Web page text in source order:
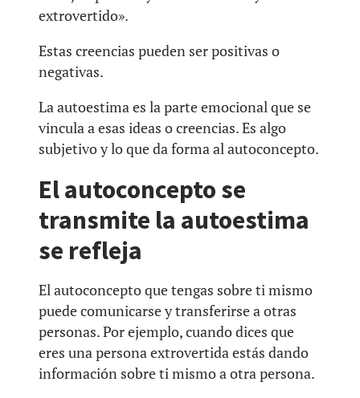
extrovertido».
Estas creencias pueden ser positivas o
negativas.
La autoestima es la parte emocional que se
vincula a esas ideas o creencias. Es algo
subjetivo y lo que da forma al autoconcepto.
El autoconcepto se
transmite la autoestima
se refleja
El autoconcepto que tengas sobre ti mismo
puede comunicarse y transferirse a otras
personas. Por ejemplo, cuando dices que
eres una persona extrovertida estás dando
información sobre ti mismo a otra persona.